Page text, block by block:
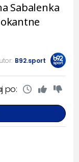
Sabalenka
B92.sport
po: